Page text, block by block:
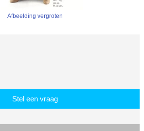
Afbeelding vergroten
Stel een vraag